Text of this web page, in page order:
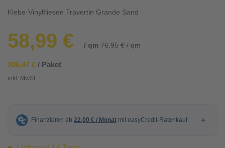
Klebe-Vinylfliesen Travertin Grande Sand
58,99 € / qm 76,95 € / qm
206,47 € / Paket
inkl. MwSt.